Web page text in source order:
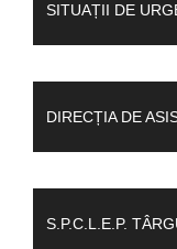
SITUAȚII DE
DIRECȚIA DE
S.P.C.L.E.P.